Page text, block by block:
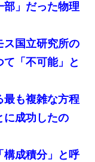
部」だった物理
ス国立研究所の
「不可能」と
最も複雑な方程
に成功したの
構成積分」と呼